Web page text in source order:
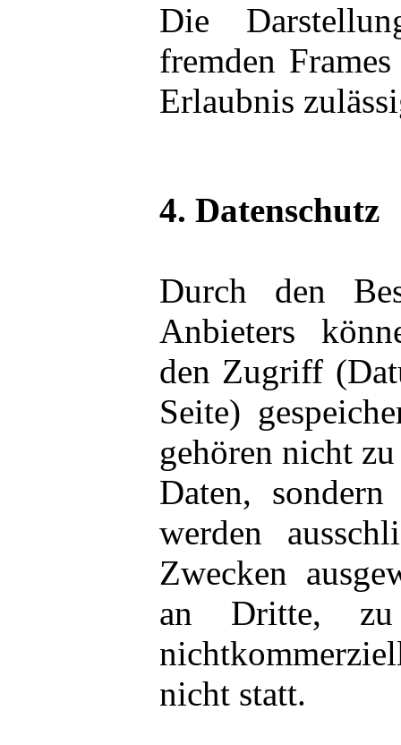
Die
fremden
Erlaubnis
4. Datenschutz
Durch den
Anbieters
den Zugriff
Seite)
gehören nicht
Daten,
werden
Zwecken
an Dritte, zu
nicht statt.